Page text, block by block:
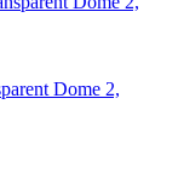
Dome 2,